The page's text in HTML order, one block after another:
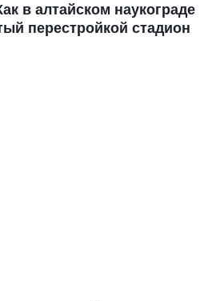
в алтайском наукограде
перестройкой стадион